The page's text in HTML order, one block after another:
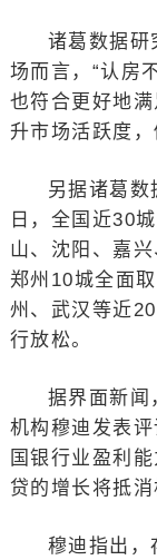
诸葛数据研
场而言，“认房
也符合更好地
升市场活跃度，
另据诸葛
日，全国近30
山、沈阳、嘉
郑州10城全面
州、武汉等近
行放松。
据界面新闻
机构穆迪发表
国银行业盈利
贷的增长将抵消
穆迪指出，